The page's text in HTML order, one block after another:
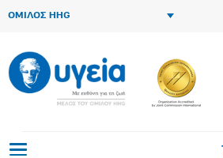
ΟΜΙΛΟΣ HHG